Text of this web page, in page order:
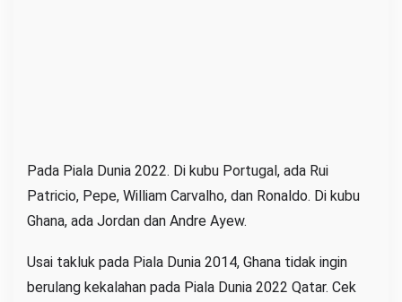
Pada Piala Dunia 2022. Di kubu Portugal, ada Rui
Patricio, Pepe, William Carvalho, dan Ronaldo. Di kubu
Ghana, ada Jordan dan Andre Ayew.
Usai takluk pada Piala Dunia 2014, Ghana tidak ingin
berulang kekalahan pada Piala Dunia 2022 Qatar. Cek